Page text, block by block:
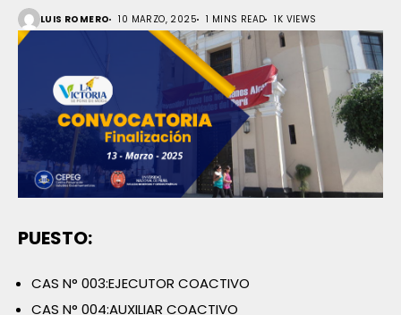
LUIS ROMERO 10 MARZO, 2025 1 MINS READ 1K VIEWS
PUESTO:
CAS N° 003:EJECUTOR COACTIVO
CAS N° 004:AUXILIAR COACTIVO